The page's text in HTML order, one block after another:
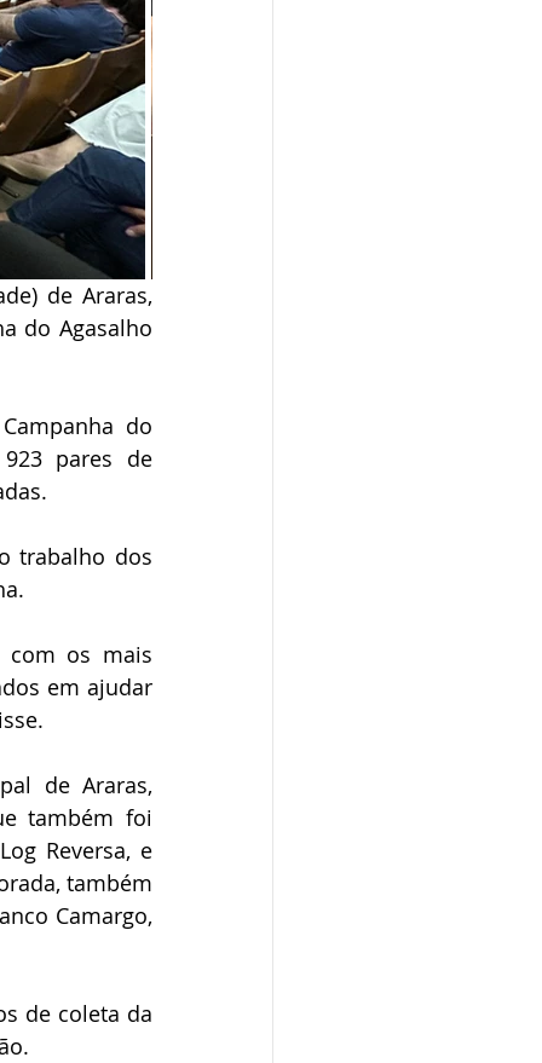
de Araras,
do Agasalho
do
pares de
trabalho dos
com os mais
em ajudar
de Araras,
também foi
Reversa, e
também
Camargo,
de coleta da